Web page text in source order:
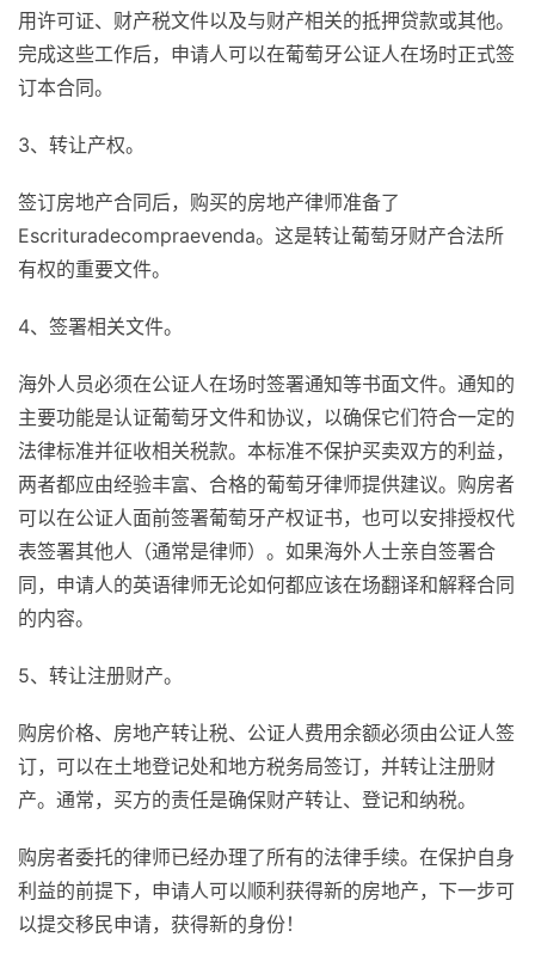
用许可证、财产税文件以及与财产相关的抵押贷款或其他。
完成这些工作后，申请人可以在葡萄牙公证人在场时正式签
订本合同。
3、转让产权。
签订房地产合同后，购买的房地产律师准备了
Escrituradecompraevenda。这是转让葡萄牙财产合法所
有权的重要文件。
4、签署相关文件。
海外人员必须在公证人在场时签署通知等书面文件。通知的
主要功能是认证葡萄牙文件和协议，以确保它们符合一定的
法律标准并征收相关税款。本标准不保护买卖双方的利益，
两者都应由经验丰富、合格的葡萄牙律师提供建议。购房者
可以在公证人面前签署葡萄牙产权证书，也可以安排授权代
表签署其他人（通常是律师）。如果海外人士亲自签署合
同，申请人的英语律师无论如何都应该在场翻译和解释合同
的内容。
5、转让注册财产。
购房价格、房地产转让税、公证人费用余额必须由公证人签
订，可以在土地登记处和地方税务局签订，并转让注册财
产。通常，买方的责任是确保财产转让、登记和纳税。
购房者委托的律师已经办理了所有的法律手续。在保护自身
利益的前提下，申请人可以顺利获得新的房地产，下一步可
以提交移民申请，获得新的身份！